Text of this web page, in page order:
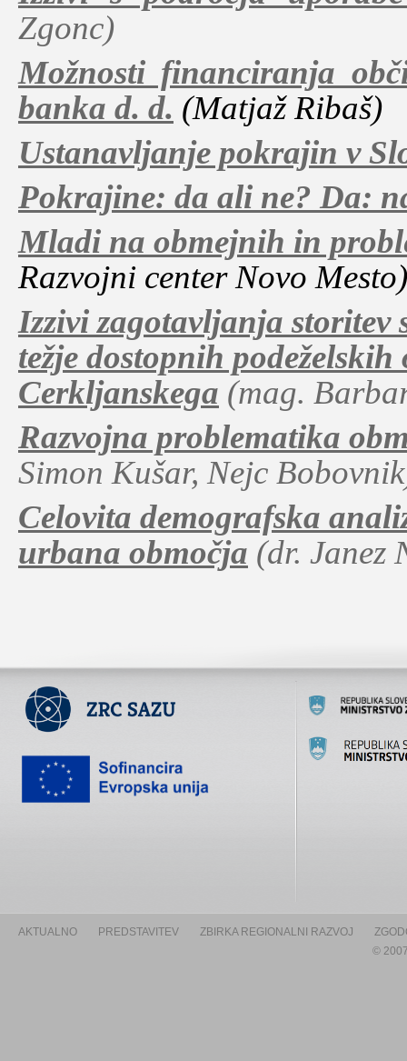
Zgonc)
Možnosti financiranja
banka d. d. (Matjaž Ribaš)
Ustanavljanje pokrajin v
Pokrajine: da ali ne? Da:
Mladi na obmejnih in
Razvojni center Novo Mesto)
Izzivi zagotavljanja storitev
težje dostopnih
Cerkljanskega (mag.
Razvojna problematika
Simon Kušar, Nejc
Celovita demografska
urbana območja (dr. Janez
AKTUALNO PREDSTAVITEV ZBIRKA REGIONALNI RAZVOJ
©